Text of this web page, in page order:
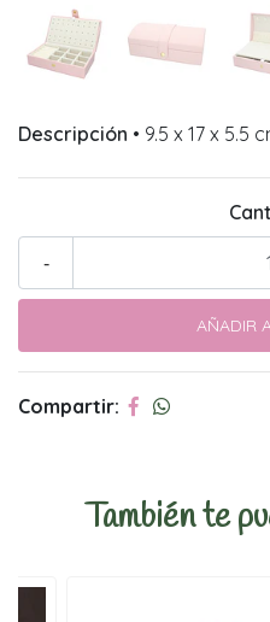
Descripción • 9.5 x 17 x 5.5
-
Compartir:
También te